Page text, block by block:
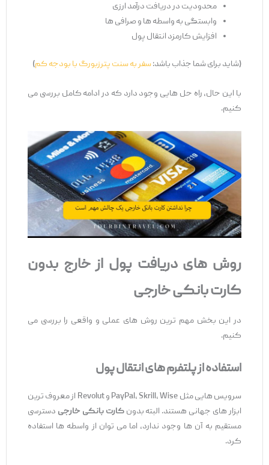
محدودیت در دریافت درآمد ارزی
وابستگی به واسطه ‌ها و صرافی‌ ها
افزایش کارمزد انتقال پول
(شاید برای شما جذاب باشد:سفر به سنت پترزبورگ با بودجه کم)
با این حال، راه ‌حل‌ هایی وجود دارد که در ادامه کامل بررسی می
‌کنیم.
روش‌ های دریافت پول از خارج بدون
کارت بانکی خارجی
در این بخش مهم‌ ترین روش ‌های عملی و واقعی را بررسی می
‌کنیم.
استفاده از پلتفرم‌ های انتقال پول
سرویس‌ هایی مثل PayPal، Skrill، Wise و Revolut از معروف ‌ترین
ابزار های جهانی هستند. البته بدونکارت بانکی خارجیدسترسی
مستقیم به آن ‌ها وجود ندارد، اما می ‌توان از واسطه‌ ها استفاده
کرد.